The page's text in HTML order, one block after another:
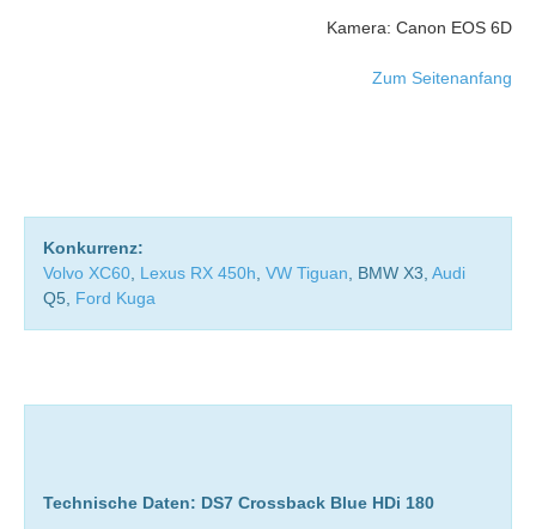
Kamera: Canon EOS 6D
Zum Seitenanfang
Konkurrenz:
Volvo XC60 Lexus RX 450h VW Tiguan , BMW X3, Audi
Q5, Ford Kuga
Technische Daten: DS7 Crossback Blue HDi 180